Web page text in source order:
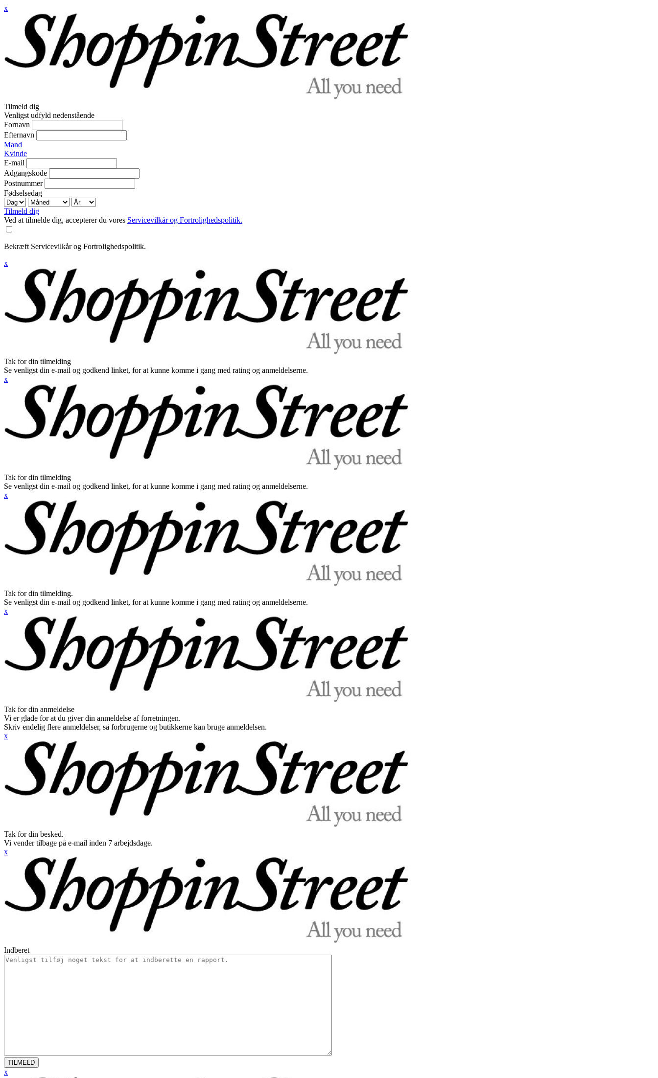
x
Tilmeld dig
Venligst udfyld nedenstående
Fornavn
Efternavn
Mand
Kvinde
E-mail
Adgangskode
Postnummer
Fødselsedag
Tilmeld dig
Ved at tilmelde dig, accepterer du vores Servicevilkår og Fortrolighedspolitik.
Bekræft Servicevilkår og Fortrolighedspolitik.
x
Tak for din tilmelding
Se venligst din e-mail og godkend linket, for at kunne komme i gang med rating og anmeldelserne.
x
Tak for din tilmelding
Se venligst din e-mail og godkend linket, for at kunne komme i gang med rating og anmeldelserne.
x
Tak for din tilmelding.
Se venligst din e-mail og godkend linket, for at kunne komme i gang med rating og anmeldelserne.
x
Tak for din anmeldelse
Vi er glade for at du giver din anmeldelse af forretningen.
Skriv endelig flere anmeldelser, så forbrugerne og butikkerne kan bruge anmeldelsen.
x
Tak for din besked.
Vi vender tilbage på e-mail inden 7 arbejdsdage.
x
Indberet
TILMELD
x